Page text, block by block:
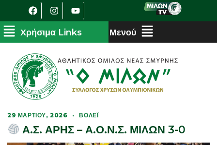
29 ΜΑΡΤΊΟΥ, 2026 · ΒΌΛΕΪ
Α.Σ. ΑΡΗΣ – Α.Ο.Ν.Σ. ΜΙΛΩΝ 3-0